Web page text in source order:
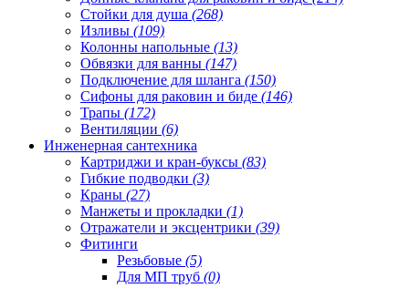
Стойки для душа (268)
Изливы (109)
Колонны напольные (13)
Обвязки для ванны (147)
Подключение для шланга (150)
Сифоны для раковин и биде (146)
Трапы (172)
Вентиляции (6)
Инженерная сантехника
Картриджи и кран-буксы (83)
Гибкие подводки (3)
Краны (27)
Манжеты и прокладки (1)
Отражатели и эксцентрики (39)
Фитинги
Резьбовые (5)
Для МП труб (0)